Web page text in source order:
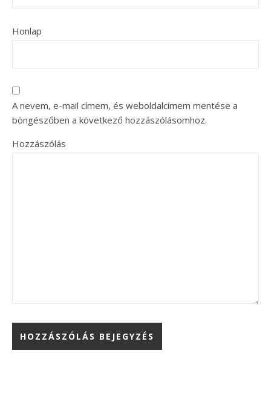
Honlap
A nevem, e-mail címem, és weboldalcímem mentése a
böngészőben a következő hozzászólásomhoz.
Hozzászólás